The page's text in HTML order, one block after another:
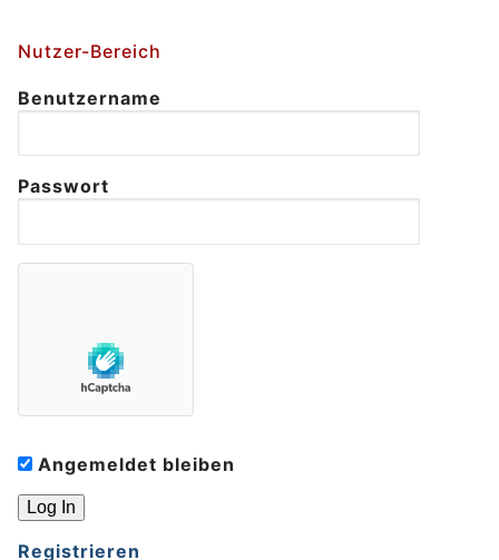
Nutzer-Bereich
Benutzername
Passwort
Angemeldet bleiben
Registrieren